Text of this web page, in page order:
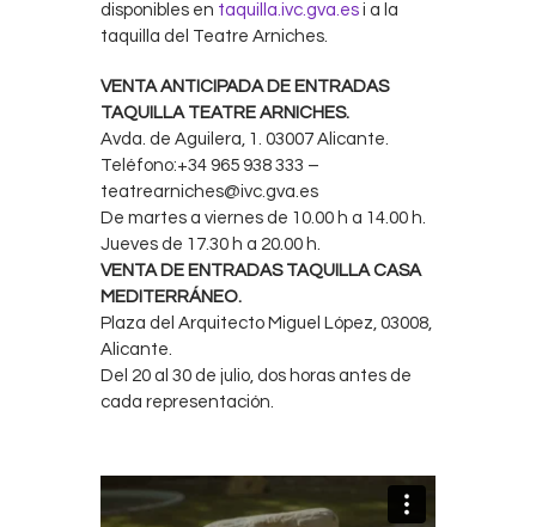
disponibles en taquilla.ivc.gva.es i a la
taquilla del Teatre Arniches.
VENTA ANTICIPADA DE ENTRADAS
TAQUILLA TEATRE ARNICHES.
Avda. de Aguilera, 1. 03007 Alicante.
Teléfono:+34 965 938 333 –
teatrearniches@ivc.gva.es
De martes a viernes de 10.00 h a 14.00 h.
Jueves de 17.30 h a 20.00 h.
VENTA DE ENTRADAS TAQUILLA CASA
MEDITERRÁNEO.
Plaza del Arquitecto Miguel López, 03008,
Alicante.
Del 20 al 30 de julio, dos horas antes de
cada representación.